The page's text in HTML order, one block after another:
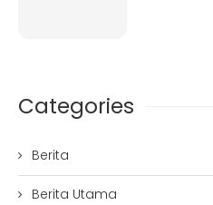
Categories
Berita
Berita Utama